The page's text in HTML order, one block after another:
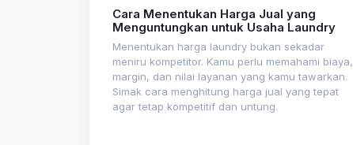
Cara Menentukan Harga Jual yang
Menguntungkan untuk Usaha Laundry
Menentukan harga laundry bukan sekadar
meniru kompetitor. Kamu perlu memahami biaya,
margin, dan nilai layanan yang kamu tawarkan.
Simak cara menghitung harga jual yang tepat
agar tetap kompetitif dan untung.